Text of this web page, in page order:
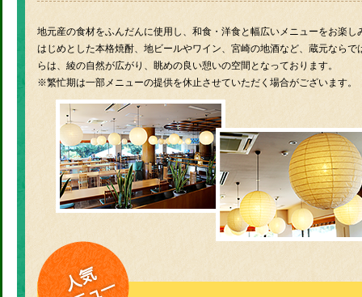
地元産の食材をふんだんに使用し、和食・洋食と幅広いメニューをお楽
はじめとした本格焼酎、地ビールやワイン、宮崎の地酒など、蔵元なら
らは、綾の自然が広がり、眺めの良い憩いの空間となっております。
※繁忙期は一部メニューの提供を休止させていただく場合がございます。